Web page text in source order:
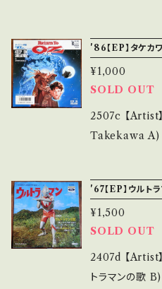
られる C・痛み
で補足しています。 *中古という事をご理
頂ける方のご購
urchase it if
cond hand. *詳しくは ■■■状態・説明 / 発
らせ等は、
_【bid】2601y
S-5002 / 朝日
ボ根性特撮ド
e/
【Condition】
ノシート/絵本)
綺麗・キズ等も
ズなど見られる
の他、+ - で補足しています。 *中古という事をご
理解して頂ける
lease
'86【EP】タケカ
¥1,000
SOLD OUT
2507c 【Artist】タ
Takekawa A) KEEP ON DREAMIN' B) in
N TO OZ」イメ
dition】 Jacket/
the state/状態
麗・キズ等も無
'67【EP】ウルト
¥1,500
SOLD OUT
2407d 【Artist】み
トラマンの歌 B) さらばウルトラマン(劇) 【Rele